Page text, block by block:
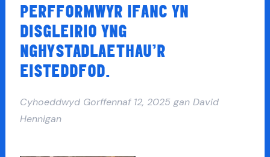
PERFFORMWYR IFANC YN
DISGLEIRIO YNG
NGHYSTADLAETHAU’R
EISTEDDFOD.
Cyhoeddwyd Gorffennaf 12, 2025gan David
Hennigan